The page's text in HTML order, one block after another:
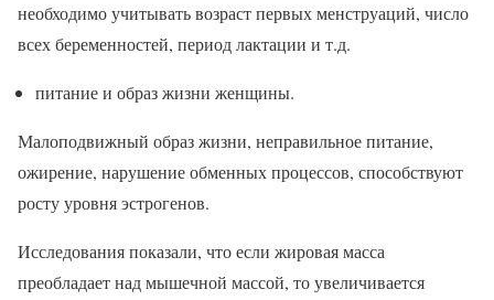
необходимо учитывать возраст первых менструаций, число
всех беременностей, период лактации и т.д.
питание и образ жизни женщины.
Малоподвижный образ жизни, неправильное питание,
ожирение, нарушение обменных процессов, способствуют
росту уровня эстрогенов.
Исследования показали, что если жировая масса
преобладает над мышечной массой, то увеличивается